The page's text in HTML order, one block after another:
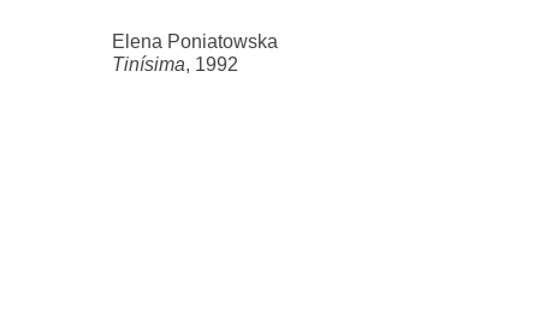
Elena Poniatowska
Tinísima, 1992